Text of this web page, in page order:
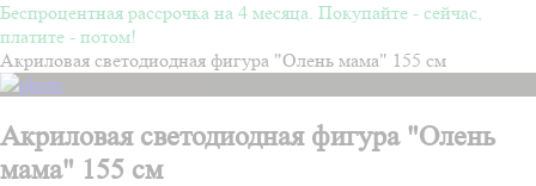
Беспроцентная рассрочка на 4 месяца. Покупайте - сейчас,
платите - потом!
Акриловая светодиодная фигура "Олень мама" 155 см
Акриловая светодиодная фигура "Олень
мама" 155 см